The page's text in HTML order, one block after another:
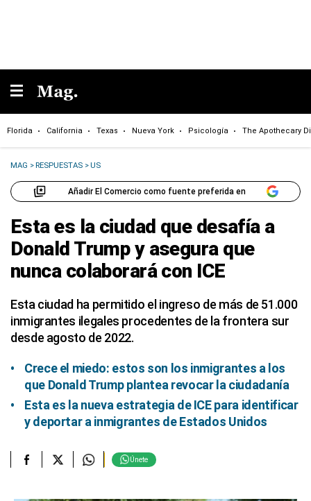
Florida California Texas Nueva York Psicología The Apothecary
MAG >RESPUESTAS >US
Añadir El Comercio como fuente preferida en
Esta es la ciudad que desafía a
Donald Trump y asegura que
nunca colaborará con ICE
Esta ciudad ha permitido el ingreso de más de 51.000
inmigrantes ilegales procedentes de la frontera sur
desde agosto de 2022.
Crece el miedo: estos son los inmigrantes a los
que Donald Trump plantea revocar la ciudadanía
Esta es la nueva estrategia de ICE para identificar
y deportar a inmigrantes de Estados Unidos
Únete